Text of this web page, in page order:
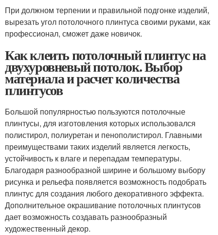
При должном терпении и правильной подгонке изделий,
вырезать угол потолочного плинтуса своими руками, как
профессионал, сможет даже новичок.
Как клеить потолочный плинтус на
двухуровневый потолок. Выбор
материала и расчет количества
плинтусов
Большой популярностью пользуются потолочные
плинтусы, для изготовления которых использовался
полистирол, полиуретан и пенополистирол. Главными
преимуществами таких изделий является легкость,
устойчивость к влаге и перепадам температуры.
Благодаря разнообразной ширине и большому выбору
рисунка и рельефа появляется возможность подобрать
плинтус для создания любого декоративного эффекта.
Дополнительное окрашивание потолочных плинтусов
дает возможность создавать разнообразный
художественный декор.